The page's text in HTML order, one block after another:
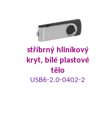
stříbrný hliníkový
kryt, bílé plastové
tělo
USB6-2.0-0402-2